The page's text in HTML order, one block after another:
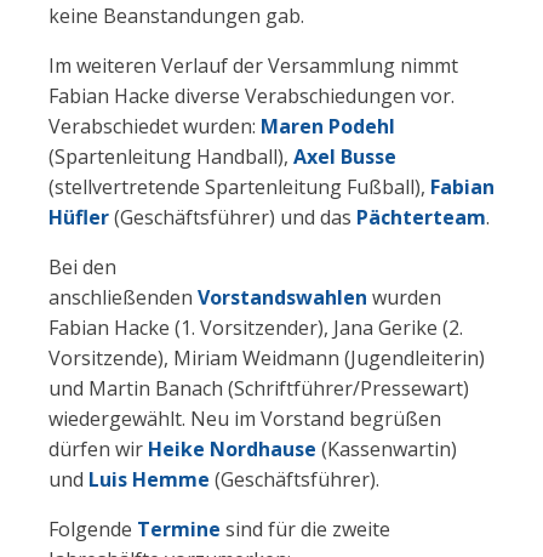
keine Beanstandungen gab.
Im weiteren Verlauf der Versammlung nimmt
Fabian Hacke diverse Verabschiedungen vor.
Verabschiedet wurden: Maren Podehl
(Spartenleitung Handball), Axel Busse
(stellvertretende Spartenleitung Fußball), Fabian
Hüfler(Geschäftsführer) und das Pächterteam.
Bei den
anschließenden Vorstandswahlen wurden
Fabian Hacke (1. Vorsitzender), Jana Gerike (2.
Vorsitzende), Miriam Weidmann (Jugendleiterin)
und Martin Banach (Schriftführer/Pressewart)
wiedergewählt. Neu im Vorstand begrüßen
dürfen wir Heike Nordhause (Kassenwartin)
und Luis Hemme (Geschäftsführer).
Folgende Termine sind für die zweite